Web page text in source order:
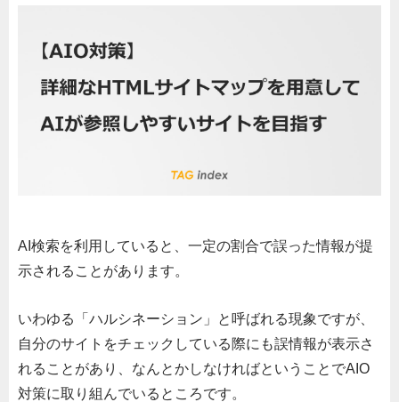
AI検索を利用していると、一定の割合で誤った情報が提
示されることがあります。
いわゆる「ハルシネーション」と呼ばれる現象ですが、
自分のサイトをチェックしている際にも誤情報が表示さ
れることがあり、なんとかしなければということでAIO
対策に取り組んでいるところです。